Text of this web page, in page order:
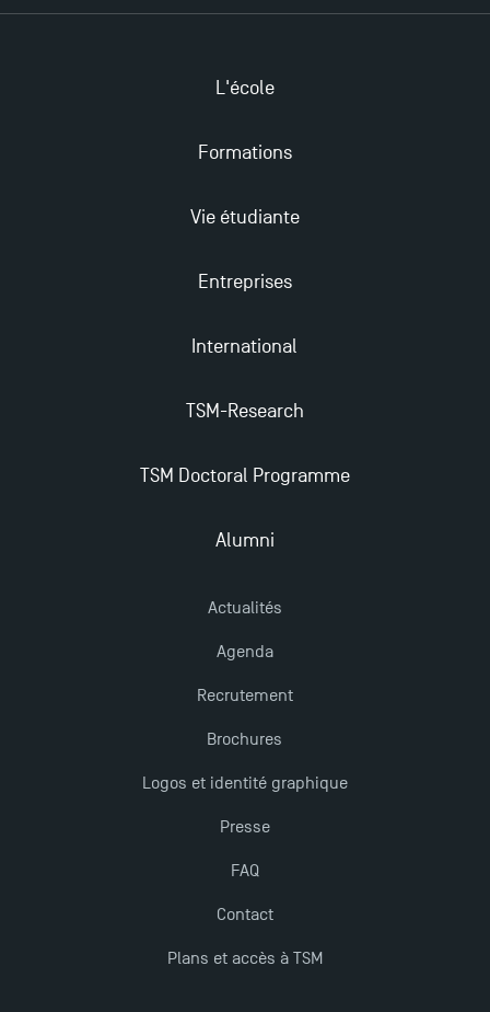
TSM obtient la prestigieuse accréditation EQUIS en
professionnelles en alternance à TSM !
Nouvelles formations à Toulouse School of
L'école
Formations
Vie étudiante
Entreprises
International
TSM-Research
TSM Doctoral Programme
Alumni
Actualités
Agenda
Recrutement
Brochures
Logos et identité graphique
Presse
FAQ
Contact
Plans et accès à TSM